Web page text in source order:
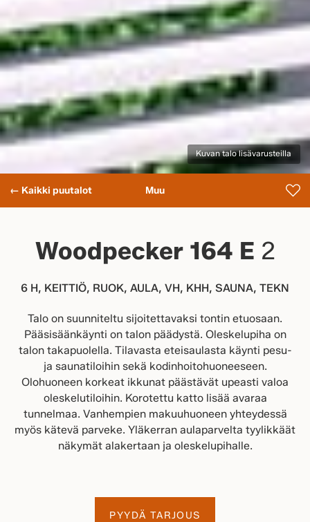
Kuvan talo lisävarusteilla
← Kaikki puutalot Muu
Woodpecker 164 E 2
6 H, KEITTIÖ, RUOK, AULA, VH, KHH, SAUNA, TEKN
Talo on suunniteltu sijoitettavaksi tontin etuosaan.
Pääsisäänkäynti on talon päädystä. Oleskelupiha on
talon takapuolella. Tilavasta eteisaulasta käynti pesu-
ja saunatiloihin sekä kodinhoitohuoneeseen.
Olohuoneen korkeat ikkunat päästävät upeasti valoa
oleskelutiloihin. Korotettu katto lisää avaraa
tunnelmaa. Vanhempien makuuhuoneen yhteydessä
myös kätevä parveke. Yläkerran aulaparvelta tyylikkäät
näkymät alakertaan ja oleskelupihalle.
PYYDÄ TARJOUS